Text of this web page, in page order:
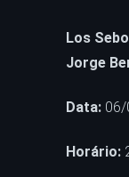
Los
Jorge
Data: 06/
Horário: